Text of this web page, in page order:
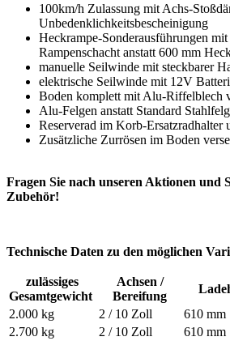
100km/h Zulassung mit Achs-
Unbedenklichkeitsbescheinigung
Heckrampe-Sonderausführungen
Rampenschacht anstatt 600 mm
manuelle Seilwinde mit steckbarer
elektrische Seilwinde mit 12V
Boden komplett mit Alu-Riffelblech
Alu-Felgen anstatt Standard
Reserverad im Korb-Ersatzradhalter
Zusätzliche Zurrösen im Boden
Fragen Sie nach unseren Aktionen und
Zubehör!
Technische Daten zu den möglichen
zulässiges
Gesamtgewicht
Achsen /
Bereifung
2.000 kg
2 / 10 Zoll 610 mm
2.700 kg
2 / 10 Zoll 610 mm